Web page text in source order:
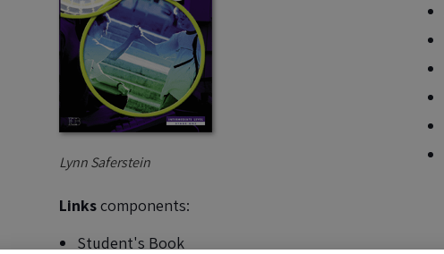
Lynn Saferstein
Linkscomponents:
Student's Book